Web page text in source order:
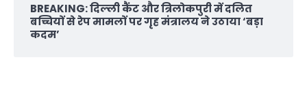
BREAKING: दिल्‍ली कैंट और त्रिलोकपुरी में दलित
बच्चियों से रेप मामलों पर गृह मंत्रालय ने उठाया ‘बड़ा
कदम’